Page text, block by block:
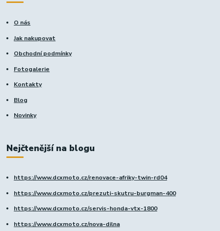
O nás
Jak nakupovat
Obchodní podmínky
Fotogalerie
Kontakty
Blog
Novinky
Nejčtenější na blogu
https://www.dcxmoto.cz/renovace-afriky-twin-rd04
https://www.dcxmoto.cz/prezuti-skutru-burgman-400
https://www.dcxmoto.cz/servis-honda-vtx-1800
https://www.dcxmoto.cz/nova-dilna